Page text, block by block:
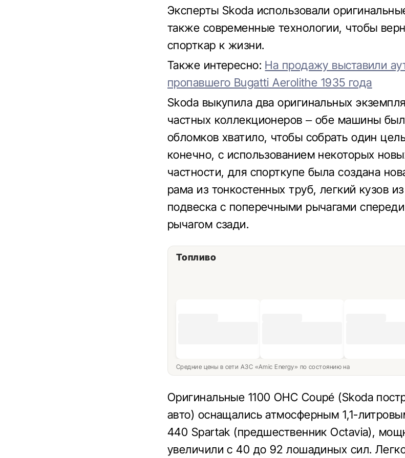
Эксперты Skoda использовали
также современные технологии, чтобы
спорткар к жизни.
Также интересно: На продажу выставили
пропавшего Bugatti Aerolithe 1935 года
Skoda выкупила два оригинальных
частных коллекционеров – обе машины
обломков хватило, чтобы собрать один
конечно, с использованием некоторых
частности, для спорткупе была создана
рама из тонкостенных труб, легкий кузов
подвеска с поперечными рычагами
рычагом сзади.
Топливо
Средние цены в сети АЗС «Amic Energy» по состоянию на
Оригинальные 1100 OHC Coupé (Skoda
авто) оснащались атмосферным 1,1-
440 Spartak (предшественник Octavia),
увеличили с 40 до 92 лошадиных сил.